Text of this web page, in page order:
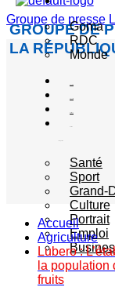
Groupe de presse
GROUPE DE
LA
Goma
RDC
Monde
Santé
Sport
Grand-
Culture
Portrait
Emploi
Accueil
Agriculture
Lubero :
la population
fruits